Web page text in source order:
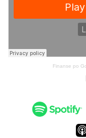
Finanse po